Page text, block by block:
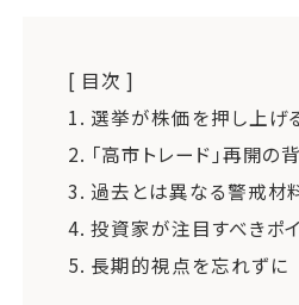
[ 目次 ]
1. 選挙が株価を押し上げ
2. 「高市トレード」再開の
3. 過去とは異なる警戒材
4. 投資家が注目すべきポ
5. 長期的視点を忘れずに